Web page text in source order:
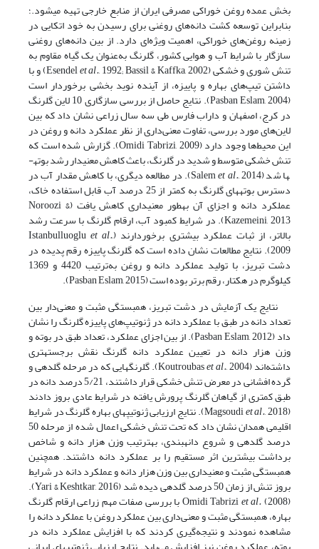
بخش عمده روغن خوراکی مصرفی ایران از منابع خارجی تهیه می­شود.؛
بنابراین توسعه کشت دانه‌های روغنی برای رسیدن به خود اتکایی در
زمینه روغن‌های خوراکی، اهمیت ویژه‌ای دارد. از بین دانه‌های روغنی
سازگار با شرایط آب و هوایی کشور، گلرنگ به‌عنوان یک گیاه مقاوم به
تنش شوری و خشکی (Esendel et al. , 1992; Bassil & Kaffka, 2002) و با
داشتن تیپ‌های بهاره و پاییزه، از آینده نوید بخشی برخوردار است
(Pasban Eslam, 2004). نتایج حاصل از بررسی سازگاری 10 لاین گلرنگ
در کرج، اصفهان و داراب فارس طی سه سال زراعی نشان داد که بین
لاین‌های مورد بررسی، تفاوت معنی‌داری از نظر عملکرد دانه و روغن در
این محیط‌ها وجود دارد (Omidi Tabrizi, 2009). گزارش شده است که
تنش خشکی متوسط و شدید در گلرنگ، باعث کاهش معنی­دار رشد بوته­
ها شد (Salem et al. , 2014). در مطالعه دیگری، با کاهش مقدار آب در
دسترس بوته­های گلرنگ به کمتر از 25 درصد آب قابل استفاده خاک،
عملکرد دانه و اجزای آن به­طور معنی­داری کاهش یافت (Noroozi &
Kazemeini, 2013). در شرایط کمبود آب، ارقام گلرنگ با سرعت رشد
بالاتر، از ثبات عملکرد بیشتری برخوردارند (Istanbulluogluet al.,
2009). نتایج مطالعات نشان داده است که گلرنگ پاییزه رقم پدیده در
دشت تبریز، با تولید عملکرد دانه و روغن به‌ترتیب 4420 و 1369
کیلوگرم در هکتار، رقم برتر بوده است (Pasban Eslam, 2015).
نتایج یک آزمایش در دشت تبریز، همبستگی مثبت و معنی‌دار بین
تعداد دانه در طبق با عملکرد دانه در ژنوتیپ‌های پاییزه گلرنگ را نشان
داد (Pasban Eslam, 2012). از بین اجزای عملکرد، تعداد طبق در بوته و
وزن هزار دانه در تعیین عملکرد دانه گلرنگ نقش برجسته­تری
داشته‌اند (Koutroubas et al. , 2004). گلرنگ­هایی که در مرحله گل­دهی و
گرده افشانی در معرض تنش خشکی قرار داشتند، 5/21 درصد دانه در
طبق کمتری از گیاهان گلرنگ پرورش یافته در شرایط عادی بروز دادند
(Magsoudi
et al. , 2018). نتایج ارزیابی ژنوتیپ­های بهاره گلرنگ در شرایط
اقلیمی همدان نشان داد که تحت تنش خشکی اعمال شده از مرحله 50
درصد گل­دهی و شروع دانه­بندی، به­ترتیب وزن هزار دانه و شاخص
برداشت بیشترین اثر مستقیم را بر عملکرد دانه داشتند. همچنین
همبستگی مثبت و معنی­داری بین وزن هزار دانه و عملکرد دانه در شرایط
بروز تنش از زمان 50 درصد گل­دهی دیده شد (Yari & Keshtkar, 2016).
Omidi Tabriziet al. (2008) با بررسی صفات مهم زراعی ارقام گلرنگ
بهاره، همبستگی مثبت و معنی‌داری بین عملکرد روغن با عملکرد دانه را
مشاهده نمودند و نتیجه‌گیری کردند که با افزایش عملکرد دانه در